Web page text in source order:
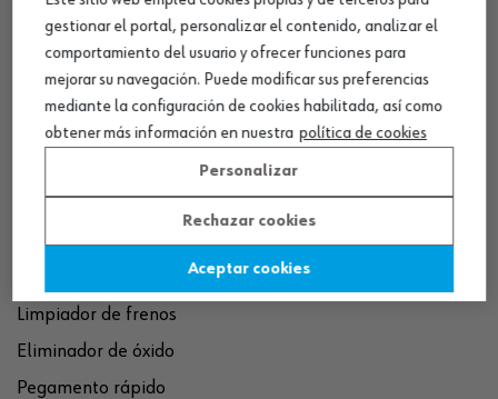
¡SÍGUENOS!
Limpiador de frenos
Eliminador de óxido
Pegamento rápido
gestionar el portal, personalizar el contenido, analizar el
comportamiento del usuario y ofrecer funciones para
mejorar su navegación. Puede modificar sus preferencias
mediante la configuración de cookies habilitada, así como
obtener más información en nuestra política de cookies
Personalizar
Rechazar cookies
Aceptar cookies